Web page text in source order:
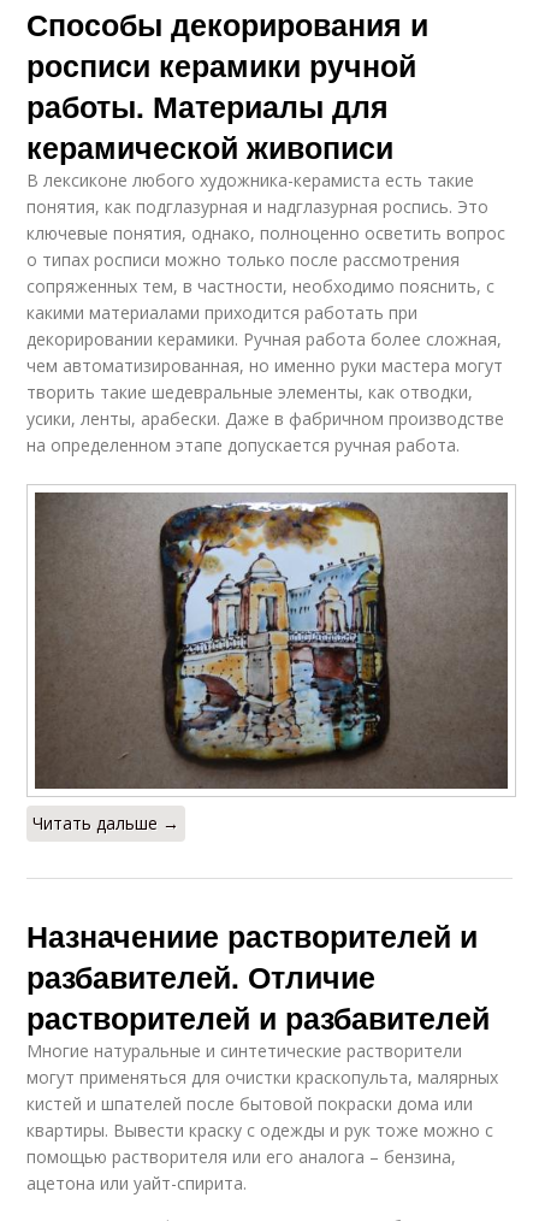
Способы декорирования и
росписи керамики ручной
работы. Материалы для
керамической живописи
В лексиконе любого художника-керамиста есть такие
понятия, как подглазурная и надглазурная роспись. Это
ключевые понятия, однако, полноценно осветить вопрос
о типах росписи можно только после рассмотрения
сопряженных тем, в частности, необходимо пояснить, с
какими материалами приходится работать при
декорировании керамики. Ручная работа более сложная,
чем автоматизированная, но именно руки мастера могут
творить такие шедевральные элементы, как отводки,
усики, ленты, арабески. Даже в фабричном производстве
на определенном этапе допускается ручная работа.
Читать дальше →
Назначениие растворителей и
разбавителей. Отличие
растворителей и разбавителей
Многие натуральные и синтетические растворители
могут применяться для очистки краскопульта, малярных
кистей и шпателей после бытовой покраски дома или
квартиры. Вывести краску с одежды и рук тоже можно с
помощью растворителя или его аналога – бензина,
ацетона или уайт-спирита.